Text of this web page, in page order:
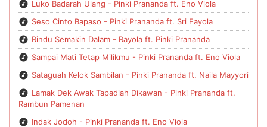
Luko Badarah Ulang - Pinki Prananda ft. Eno Viola
Seso Cinto Bapaso - Pinki Prananda ft. Sri Fayola
Rindu Semakin Dalam - Rayola ft. Pinki Prananda
Sampai Mati Tetap Milikmu - Pinki Prananda ft. Eno Viola
Sataguah Kelok Sambilan - Pinki Prananda ft. Naila Mayyori
Lamak Dek Awak Tapadiah Dikawan - Pinki Prananda ft.
Rambun Pamenan
Indak Jodoh - Pinki Prananda ft. Eno Viola